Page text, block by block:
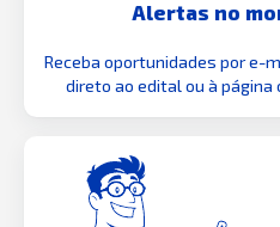
Alertas no
Receba oportunidades por e-
direto ao edital ou à